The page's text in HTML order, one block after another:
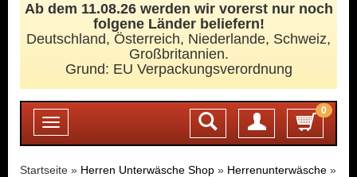
Ab dem 11.08.26 werden wir vorerst nur noch
folgene Länder beliefern!
Deutschland, Österreich, Niederlande, Schweiz,
Großbritannien.
Grund: EU Verpackungsverordnung
Toggle
navigation
0
Login
Startseite » Herren Unterwäsche Shop » Herrenunterwäsche »